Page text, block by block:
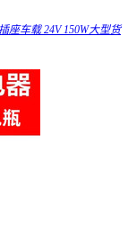
座车载 24V 150W大型货